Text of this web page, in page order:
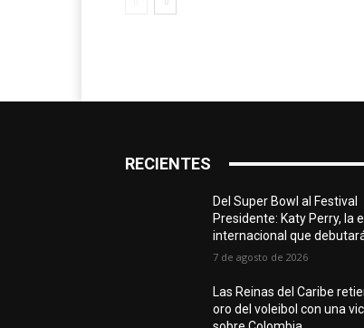
RECIENTES
Del Super Bowl al Festival
Presidente: Katy Perry, la
internacional que
7 de agosto de 2026
Las Reinas del Caribe
oro del voleibol con una